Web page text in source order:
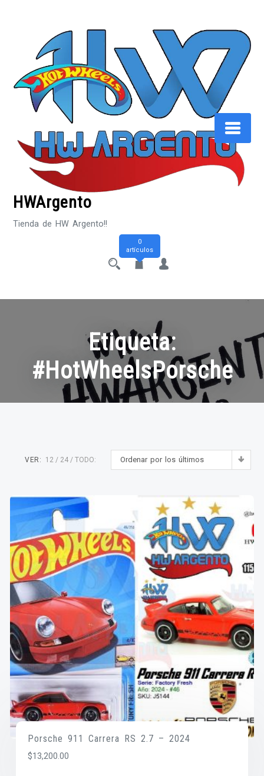
HWArgento
Tienda de HW Argento!!
0
artículos
Etiqueta:
#HotWheelsPorsche
Ordenar por los últimos
VER: 12 24 TODO:
Porsche 911 Carrera RS 2.7 – 2024
$13,200.00